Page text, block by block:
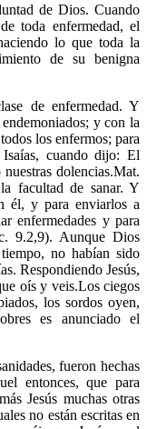
de Dios. Cuando
toda enfermedad, el
lo que toda la
de su benigna
de enfermedad. Y
y con la
los enfermos; para
cuando dijo: El
dolencias.Mat.
facultad de sanar. Y
él, y para enviarlos a
enfermedades y para
9.2,9). Aunque Dios
no habían sido
Respondiendo Jesús,
oís y veis.Los ciegos
los sordos oyen,
es anunciado el
fueron hechas
entonces, que para
Jesús muchas otras
no están escritas en